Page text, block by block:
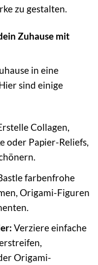
zu gestalten.
Zuhause mit
in eine
sind einige
Collagen,
oder Papier-Reliefs,
farbenfrohe
Origami-Figuren
Verziere einfache
Origami-